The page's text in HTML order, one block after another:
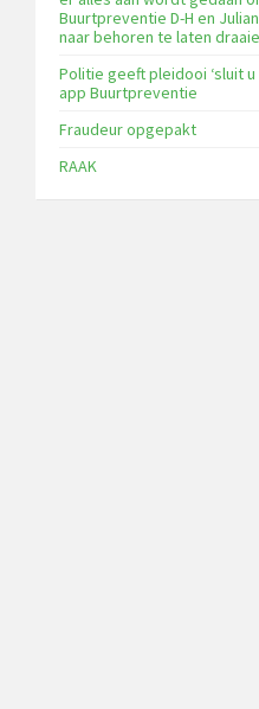
Buurtpreventie D-H en
naar behoren te laten
Politie geeft pleidooi ‘sluit u
app Buurtpreventie
Fraudeur opgepakt
RAAK